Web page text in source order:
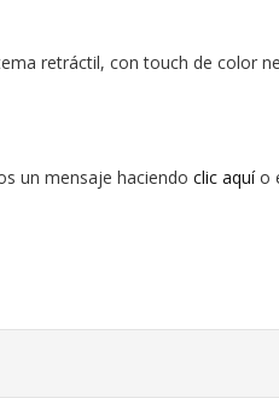
retráctil, con touch de color
un mensaje haciendo clic aquío